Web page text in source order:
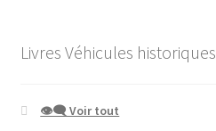
Livres Véhicules historiques
👁‍🗨 Voir tout